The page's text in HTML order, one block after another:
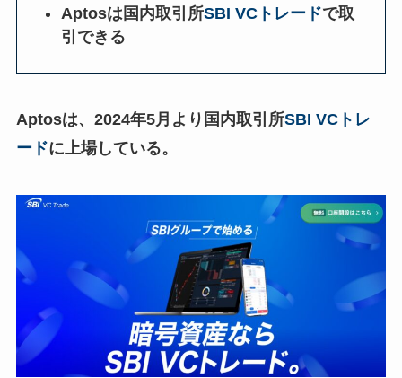
Aptosは国内取引所SBI VCトレードで取
引できる
Aptosは、2024年5月より国内取引所SBI VCトレ
ードに上場している。